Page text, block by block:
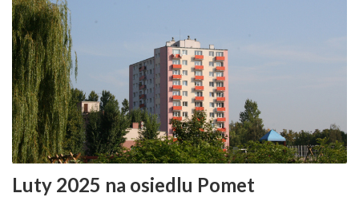
Luty 2025 na osiedlu Pomet